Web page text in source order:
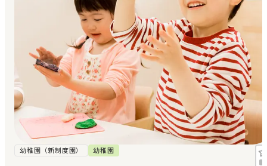
マイページ
閲覧履歴
お気に入り
見学日記
メッセージ
幼稚園（新制度園） 幼稚園